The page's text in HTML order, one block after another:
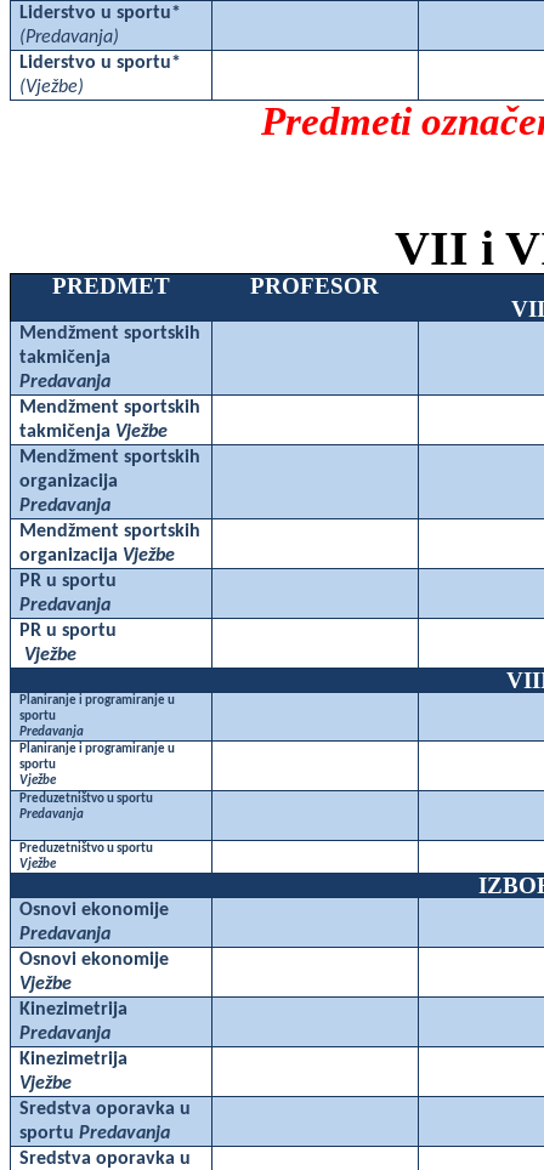
Liderstvo u sportu*
(Predavanja)
Liderstvo u sportu*
(Vježbe)
Predmeti
VII i
PREDMET
PROFESOR
Mendžment sportskih
takmičenja
Predavanja
Mendžment sportskih
takmičenja Vježbe
Mendžment sportskih
organizacija
Predavanja
Mendžment sportskih
organizacija Vježbe
PR u sportu
Predavanja
PR u sportu
Vježbe
Planiranje i programiranje u
sportu
Predavanja
Planiranje i programiranje u
sportu
Vježbe
Preduzetništvo u sportu
Predavanja
Preduzetništvo u sportu
Vježbe
Osnovi ekonomije
Predavanja
Osnovi ekonomije
Vježbe
Kinezimetrija
Predavanja
Kinezimetrija
Vježbe
Sredstva oporavka u
sportuPredavanja
Sredstva oporavka u